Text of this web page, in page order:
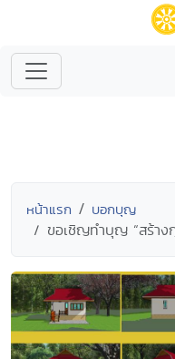
หน้าแรก บอกบุญ
ขอเชิญทำบุญ “สร้า